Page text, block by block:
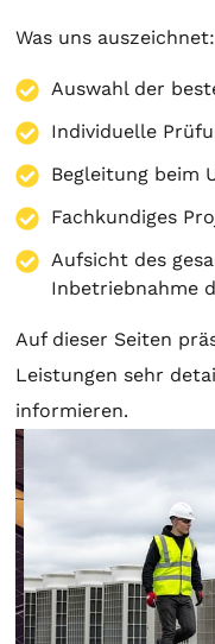
Was uns auszeichnet:
Auswahl der
Individuelle
Begleitung beim
Fachkundiges
Aufsicht des
Inbetriebnahme
Auf dieser Seiten
Leistungen sehr
informieren.